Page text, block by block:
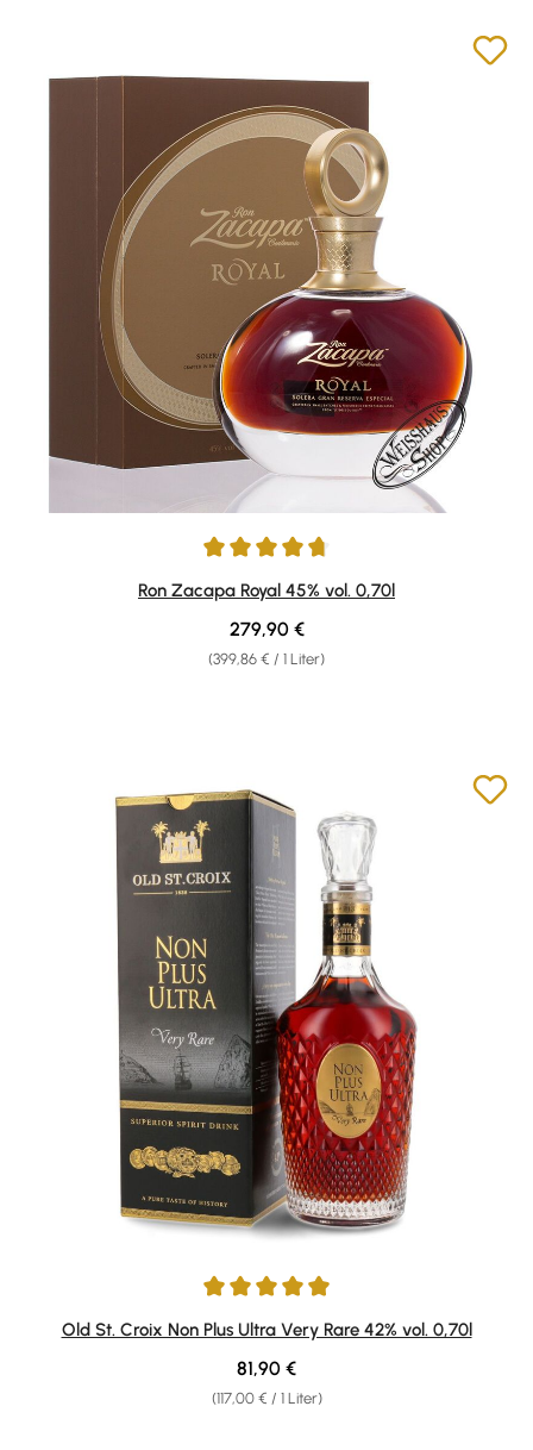
Durchschnittliche Bewertung von 4.71 von 5 Sternen
Ron Zacapa Royal 45% vol. 0,70l
(399,86 € / 1 Liter)
Regulärer Preis:
279,90 €
Durchschnittliche Bewertung von 4.94 von 5 Sternen
Old St. Croix Non Plus Ultra Very Rare 42% vol. 0,70l
(117,00 € / 1 Liter)
Regulärer Preis:
81,90 €